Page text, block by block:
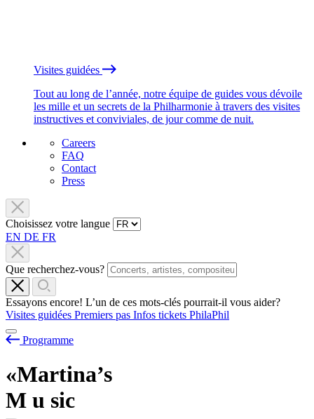
Visites guidées
Tout au long de l’année, notre équipe de guides vous dévoile
les mille et un secrets de la Philharmonie à travers des visites
instructives et conviviales, de jour comme de nuit.
Careers
FAQ
Contact
Press
Choisissez votre langue
EN DE FR
Que recherchez-vous?
Essayons encore! L’un de ces mots-clés pourrait-il vous aider?
Visites guidées Premiers pas Infos tickets PhilaPhil
Programme
«Martina’s
M u sic